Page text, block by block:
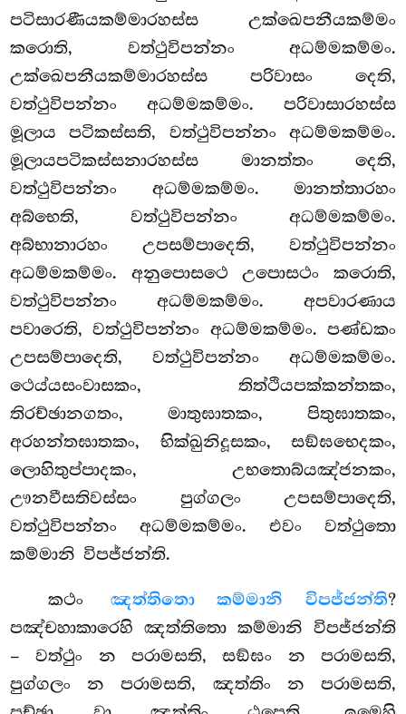
පටිසාරණීයකම්මාරහස්ස උක්ඛෙපනීයකම්මං
කරොති, වත්ථුවිපන්නං අධම්මකම්මං.
උක්ඛෙපනීයකම්මාරහස්ස පරිවාසං දෙති,
වත්ථුවිපන්නං අධම්මකම්මං. පරිවාසාරහස්ස
මූලාය පටිකස්සති, වත්ථුවිපන්නං අධම්මකම්මං.
මූලායපටිකස්සනාරහස්ස මානත්තං දෙති,
වත්ථුවිපන්නං අධම්මකම්මං. මානත්තාරහං
අබ්භෙති, වත්ථුවිපන්නං අධම්මකම්මං.
අබ්භානාරහං උපසම්පාදෙති, වත්ථුවිපන්නං
අධම්මකම්මං. අනුපොසථෙ උපොසථං කරොති,
වත්ථුවිපන්නං අධම්මකම්මං. අපවාරණාය
පවාරෙති, වත්ථුවිපන්නං අධම්මකම්මං. පණ්ඩකං
උපසම්පාදෙති, වත්ථුවිපන්නං අධම්මකම්මං.
ථෙය්යසංවාසකං, තිත්ථියපක්කන්තකං,
තිරච්ඡානගතං, මාතුඝාතකං, පිතුඝාතකං,
අරහන්තඝාතකං, භික්ඛුනිදූසකං, සඞ්ඝභෙදකං,
ලොහිතුප්පාදකං, උභතොබ්යඤ්ජනකං,
ඌනවීසතිවස්සං පුග්ගලං උපසම්පාදෙති,
වත්ථුවිපන්නං අධම්මකම්මං. එවං වත්ථුතො
කම්මානි විපජ්ජන්ති.
කථං ඤත්තිතො කම්මානි විපජ්ජන්ති?
පඤ්චහාකාරෙහි ඤත්තිතො කම්මානි විපජ්ජන්ති
– වත්ථුං න පරාමසති, සඞ්ඝං න පරාමසති,
පුග්ගලං න පරාමසති, ඤත්තිං න පරාමසති,